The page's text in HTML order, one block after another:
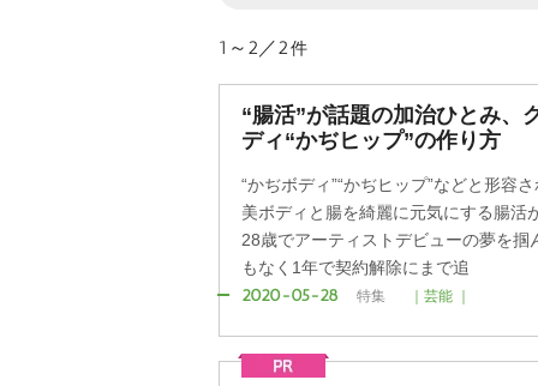
1～2／2件
“腸活”が話題の加治ひとみ、
ディ“かぢヒップ”の作り方
“かぢボディ”“かぢヒップ”などと形容
美ボディと腸を綺麗に元気にする腸活
28歳でアーティストデビューの夢を
もなく1年で契約解除にまで追
2020-05-28 特集 ｜芸能 ｜